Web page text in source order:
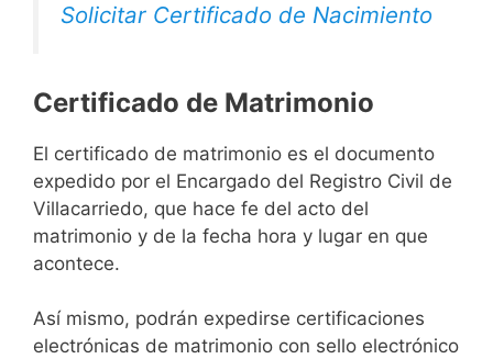
Solicitar Certificado de Nacimiento
Certificado de Matrimonio
El certificado de matrimonio es el documento
expedido por el Encargado del Registro Civil de
Villacarriedo, que hace fe del acto del
matrimonio y de la fecha hora y lugar en que
acontece.
Así mismo, podrán expedirse certificaciones
electrónicas de matrimonio con sello electrónico